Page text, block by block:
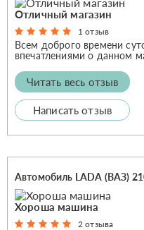
Отличный магазин
1 отзыв
Всем доброго времени
впечатлениями о данном
Читать весь отзыв
Написать отзыв
Автомобиль LADA (ВАЗ)
Хороша машина
2 отзыва